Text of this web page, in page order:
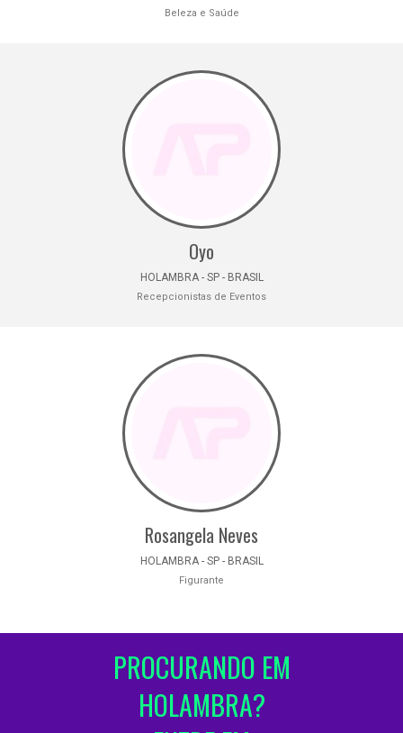
Beleza e Saúde
Oyo
HOLAMBRA - SP - BRASIL
Recepcionistas de Eventos
Rosangela Neves
HOLAMBRA - SP - BRASIL
Figurante
PROCURANDO EM
HOLAMBRA?